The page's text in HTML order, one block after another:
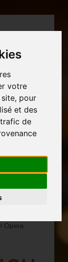
votre
pour
et des
de
Opera